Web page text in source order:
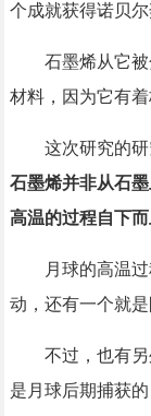
个成就获得诺贝尔
石墨烯从它被
材料，因为它有
这次研究的研
石墨烯并非从石
高温的过程自下而
月球的高温过
动，还有一个就是
不过，也有另
是月球后期捕获